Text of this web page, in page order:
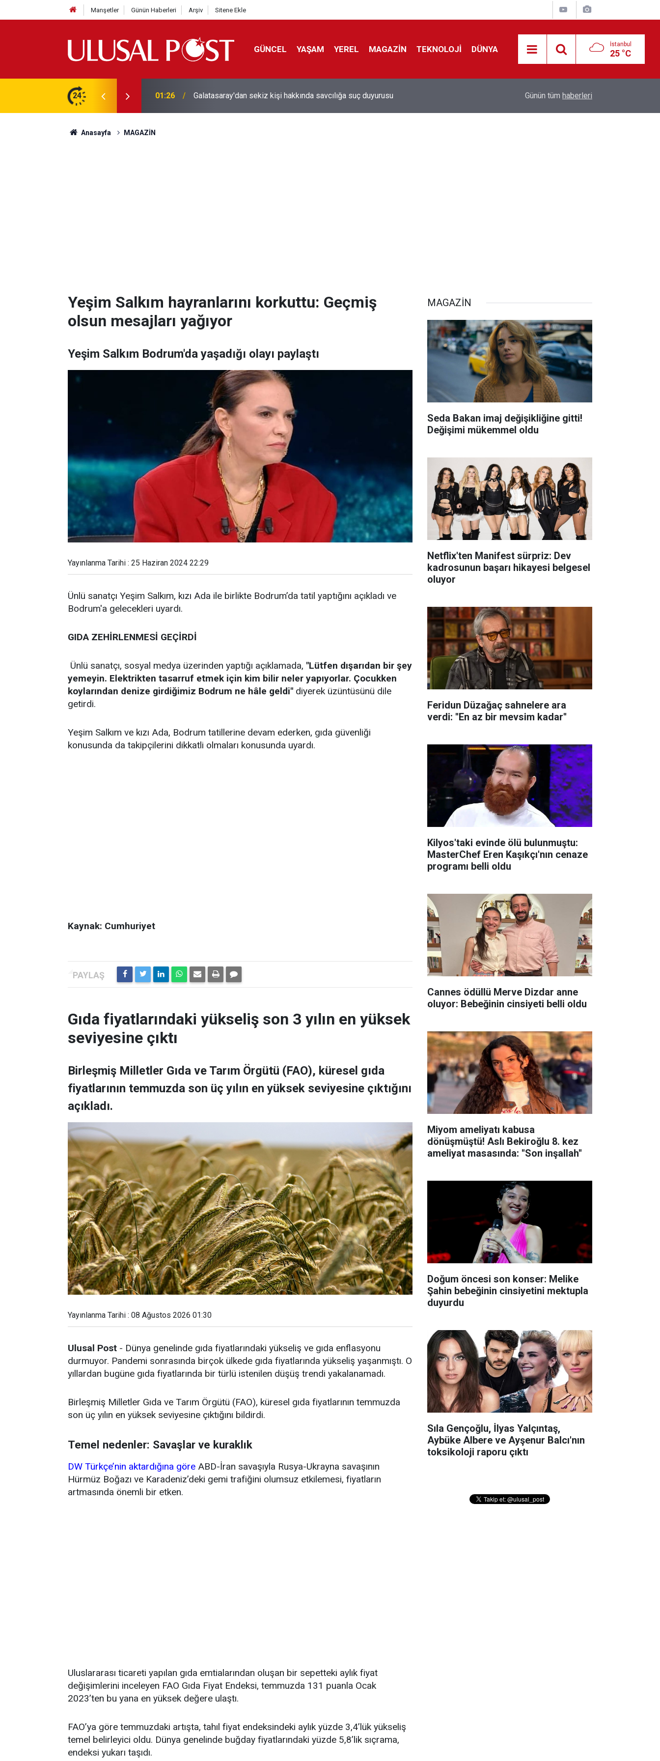
Manşetler Günün Haberleri Arşiv Sitene Ekle
GÜNCEL YAŞAM YEREL MAGAZİN TEKNOLOJİ DÜNYA İstanbul
25 °C
24
en yüksek seviyesine çıktı 01:26 Galatasaray'dan sekiz kişi hakkında savcılığa suç duyurusu
kontrol edecek
Günün tüm haberleri
Anasayfa MAGAZİN
Yeşim Salkım hayranlarını korkuttu: Geçmiş
olsun mesajları yağıyor
Yeşim Salkım Bodrum'da yaşadığı olayı paylaştı
Yayınlanma Tarihi : 25 Haziran 2024 22:29
Ünlü sanatçı Yeşim Salkım, kızı Ada ile birlikte Bodrum’da tatil yaptığını açıkladı ve
Bodrum'a gelecekleri uyardı.
GIDA ZEHİRLENMESİ GEÇİRDİ
Ünlü sanatçı, sosyal medya üzerinden yaptığı açıklamada, "Lütfen dışarıdan bir şey
yemeyin. Elektrikten tasarruf etmek için kim bilir neler yapıyorlar. Çocukken
koylarından denize girdiğimiz Bodrum ne hâle geldi" diyerek üzüntüsünü dile
getirdi.
Yeşim Salkım ve kızı Ada, Bodrum tatillerine devam ederken, gıda güvenliği
konusunda da takipçilerini dikkatli olmaları konusunda uyardı.
Kaynak: Cumhuriyet
Gıda fiyatlarındaki yükseliş son 3 yılın en yüksek
seviyesine çıktı
Birleşmiş Milletler Gıda ve Tarım Örgütü (FAO), küresel gıda
fiyatlarının temmuzda son üç yılın en yüksek seviyesine çıktığını
açıkladı.
Yayınlanma Tarihi : 08 Ağustos 2026 01:30
Ulusal Post - Dünya genelinde gıda fiyatlarındaki yükseliş ve gıda enflasyonu
durmuyor. Pandemi sonrasında birçok ülkede gıda fiyatlarında yükseliş yaşanmıştı. O
yıllardan bugüne gıda fiyatlarında bir türlü istenilen düşüş trendi yakalanamadı.
Birleşmiş Milletler Gıda ve Tarım Örgütü (FAO), küresel gıda fiyatlarının temmuzda
son üç yılın en yüksek seviyesine çıktığını bildirdi.
Temel nedenler: Savaşlar ve kuraklık
DW Türkçe’nin aktardığına göre ABD-İran savaşıyla Rusya-Ukrayna savaşının
Hürmüz Boğazı ve Karadeniz’deki gemi trafiğini olumsuz etkilemesi, fiyatların
artmasında önemli bir etken.
Uluslararası ticareti yapılan gıda emtialarından oluşan bir sepetteki aylık fiyat
değişimlerini inceleyen FAO Gıda Fiyat Endeksi, temmuzda 131 puanla Ocak
2023’ten bu yana en yüksek değere ulaştı.
FAO’ya göre temmuzdaki artışta, tahıl fiyat endeksindeki aylık yüzde 3,4’lük yükseliş
temel belirleyici oldu. Dünya genelinde buğday fiyatlarındaki yüzde 5,8’lik sıçrama,
endeksi yukarı taşıdı.
MAGAZİN
Seda Bakan imaj değişikliğine gitti!
Değişimi mükemmel oldu
Netflix'ten Manifest sürpriz: Dev
kadrosunun başarı hikayesi belgesel
oluyor
Feridun Düzağaç sahnelere ara
verdi: ''En az bir mevsim kadar''
Kilyos'taki evinde ölü bulunmuştu:
MasterChef Eren Kaşıkçı'nın cenaze
programı belli oldu
Cannes ödüllü Merve Dizdar anne
oluyor: Bebeğinin cinsiyeti belli oldu
Miyom ameliyatı kabusa
dönüşmüştü! Aslı Bekiroğlu 8. kez
ameliyat masasında: ''Son inşallah''
Doğum öncesi son konser: Melike
Şahin bebeğinin cinsiyetini mektupla
duyurdu
Sıla Gençoğlu, İlyas Yalçıntaş,
Aybüke Albere ve Ayşenur Balcı'nın
toksikoloji raporu çıktı